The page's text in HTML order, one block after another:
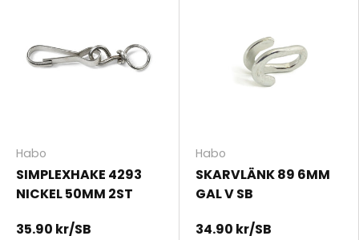
Habo
SIMPLEXHAKE 4293
NICKEL 50MM 2ST
35.90 kr/SB
Habo
SKARVLÄNK 89 6MM
GAL V SB
34.90 kr/SB